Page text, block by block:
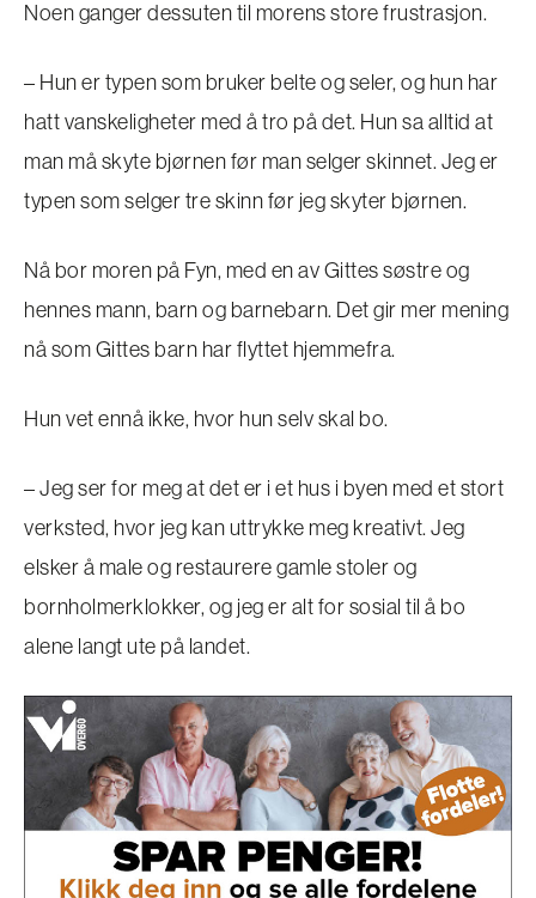
Noen ganger dessuten til morens store frustrasjon.
– Hun er typen som bruker belte og seler, og hun har
hatt vanskeligheter med å tro på det. Hun sa alltid at
man må skyte bjørnen før man selger skinnet. Jeg er
typen som selger tre skinn før jeg skyter bjørnen.
Nå bor moren på Fyn, med en av Gittes søstre og
hennes mann, barn og barnebarn. Det gir mer mening
nå som Gittes barn har flyttet hjemmefra.
Hun vet ennå ikke, hvor hun selv skal bo.
– Jeg ser for meg at det er i et hus i byen med et stort
verksted, hvor jeg kan uttrykke meg kreativt. Jeg
elsker å male og restaurere gamle stoler og
bornholmerklokker, og jeg er alt for sosial til å bo
alene langt ute på landet.